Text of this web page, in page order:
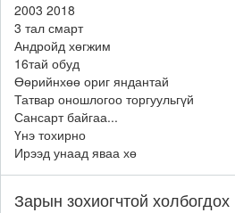
2003 2018
3 тал смарт
Андройд хөгжим
16тай обуд
Өөрийнхөө ориг яндантай
Татвар оношлогоо торгуульгүй
Сансарт байгаа...
Үнэ тохирно
Ирээд унаад яваа хө
Зарын зохиогчтой холбогдох